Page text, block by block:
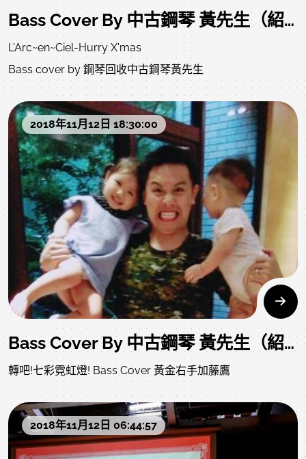
Bass Cover By 中古鋼琴 黃先生（紹荏）
L'Arc~en~Ciel-Hurry X'mas
Bass cover by 鋼琴回收中古鋼琴黃先生
2018年11月12日 18:30:00
Bass Cover By 中古鋼琴 黃先生（紹荏）
轉吧!七彩霓虹燈! Bass Cover 黃金右手加藤鷹
2018年11月12日 06:44:57